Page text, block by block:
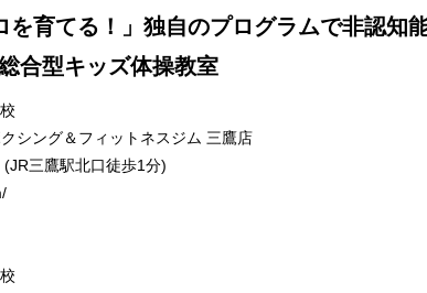
を育てる！」独自のプログラムで非認知
合型キッズ体操教室
シング＆フィットネスジム 三鷹店
三鷹駅北口徒歩1分)